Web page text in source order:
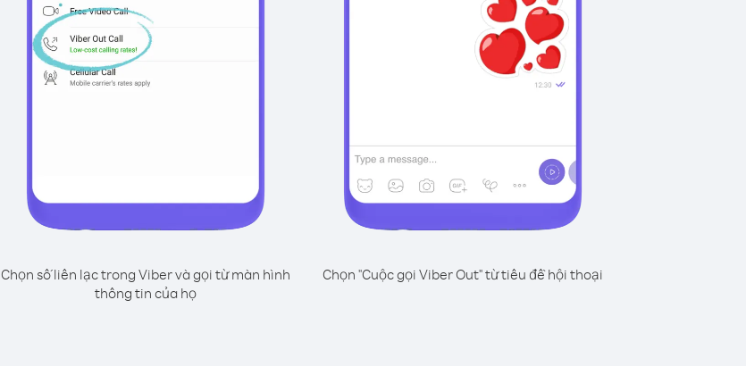
Chọn số liên lạc trong Viber và gọi từ màn hình
thông tin của họ
Chọn "Cuộc gọi Viber Out" từ tiêu đề hội thoại